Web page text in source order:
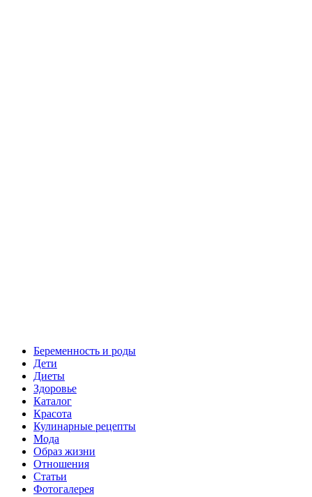
Беременность и роды
Дети
Диеты
Здоровье
Каталог
Красота
Кулинарные рецепты
Мода
Образ жизни
Отношения
Статьи
Фотогалерея